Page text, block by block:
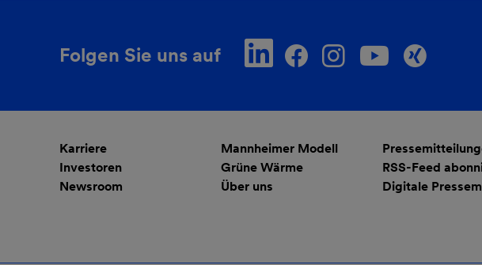
Folgen Sie uns auf
Karriere
Investoren
Newsroom
Mannheimer Modell
Grüne Wärme
Über uns
RSS-Feed
Digitale